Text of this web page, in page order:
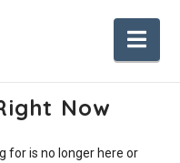
Now
for is no longer here or